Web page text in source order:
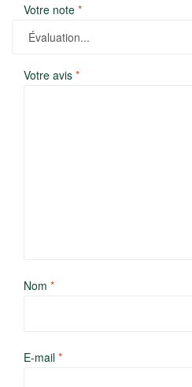
Votre note *
Votre avis *
Nom *
E-mail *